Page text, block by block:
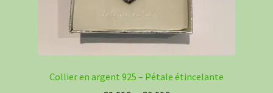
Collier en argent 925 – Pétale étincelante